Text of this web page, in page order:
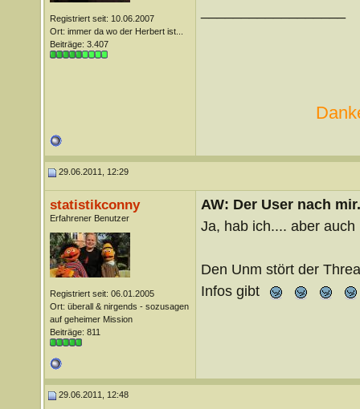
Registriert seit: 10.06.2007
Ort: immer da wo der Herbert ist...
Beiträge: 3.407
29.06.2011, 12:29
statistikconny
Erfahrener Benutzer
Registriert seit: 06.01.2005
Ort: überall & nirgends - sozusagen
auf geheimer Mission
Beiträge: 811
AW: Der User nach
Ja, hab ich.... aber
Den Unm stört der
Infos gibt
29.06.2011, 12:48